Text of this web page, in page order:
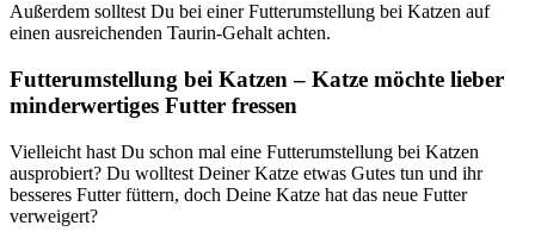
Außerdem solltest Du bei einer Futterumstellung bei Katzen auf
einen ausreichenden Taurin-Gehalt achten.
Futterumstellung bei Katzen – Katze möchte lieber
minderwertiges Futter fressen
Vielleicht hast Du schon mal eine Futterumstellung bei Katzen
ausprobiert? Du wolltest Deiner Katze etwas Gutes tun und ihr
besseres Futter füttern, doch Deine Katze hat das neue Futter
verweigert?